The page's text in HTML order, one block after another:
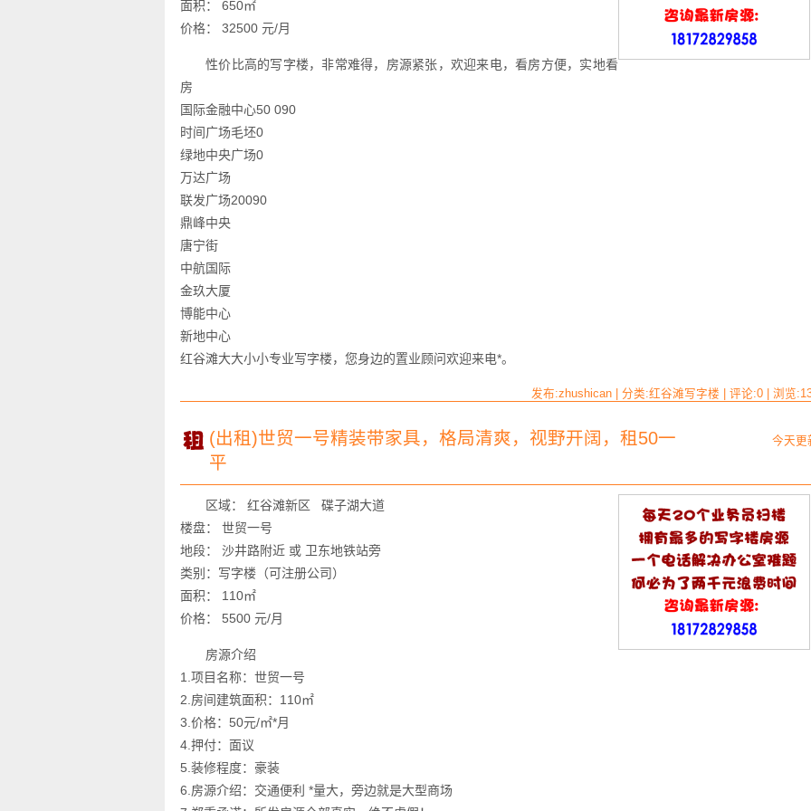
面积： 650㎡
价格： 32500 元/月
性价比高的写字楼，非常难得，房源紧张，欢迎来电，看房方便，实地看
房
国际金融中心50 090
时间广场毛坯0
绿地中央广场0
万达广场
联发广场20090
鼎峰中央
唐宁街
中航国际
金玖大厦
博能中心
新地中心
红谷滩大大小小专业写字楼，您身边的置业顾问欢迎来电*。
发布:zhushican | 分类:红谷滩写字楼 | 评论:0 | 浏览:
今天更
(出租)世贸一号精装带家具，格局清爽，视野开阔，租50一
平
区域： 红谷滩新区 碟子湖大道
楼盘： 世贸一号
地段： 沙井路附近 或 卫东地铁站旁
类别：写字楼（可注册公司）
面积： 110㎡
价格： 5500 元/月
房源介绍
1.项目名称：世贸一号
2.房间建筑面积：110㎡
3.价格：50元/㎡*月
4.押付：面议
5.装修程度：豪装
6.房源介绍：交通便利 *量大，旁边就是大型商场